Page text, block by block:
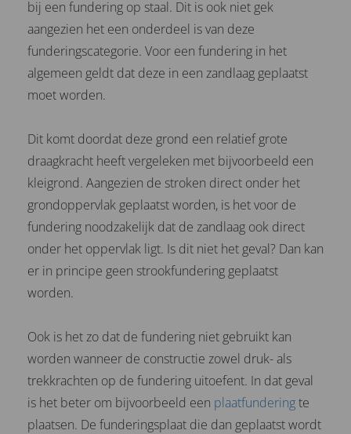
bij een fundering op staal. Dit is ook niet gek
aangezien het een onderdeel is van deze
funderingscategorie. Voor een fundering in het
algemeen geldt dat deze in een zandlaag geplaatst
moet worden.
Dit komt doordat deze grond een relatief grote
draagkracht heeft vergeleken met bijvoorbeeld een
kleigrond. Aangezien de stroken direct onder het
grondoppervlak geplaatst worden, is het voor de
fundering noodzakelijk dat de zandlaag ook direct
onder het oppervlak ligt. Is dit niet het geval? Dan kan
er in principe geen strookfundering geplaatst
worden.
Ook is het zo dat de fundering niet gebruikt kan
worden wanneer de constructie zowel druk- als
trekkrachten op de fundering uitoefent. In dat geval
is het beter om bijvoorbeeld een plaatfunderingte
plaatsen. De funderingsplaat die dan geplaatst wordt